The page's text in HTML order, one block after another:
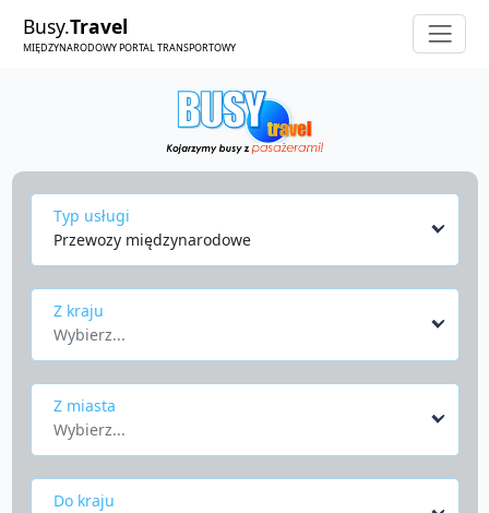
Busy.Travel
MIĘDZYNARODOWY PORTAL TRANSPORTOWY
Typ usługi
Przewozy międzynarodowe
Z kraju
Wybierz...
Z miasta
Wybierz...
Do kraju